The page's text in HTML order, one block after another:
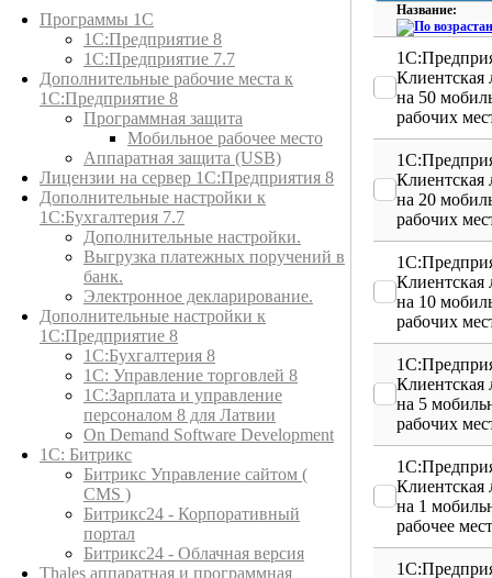
Программы 1С
1С:Предприятие 8
1С:Предприятие 7.7
Дополнительные рабочие места к
1С:Предприятие 8
Программная защита
Мобильное рабочее место
Аппаратная защита (USB)
Лицензии на сервер 1С:Предприятия 8
Дополнительные настройки к
1С:Бухгалтерия 7.7
Дополнительные настройки.
Выгрузка платежных поручений в
банк.
Электронное декларирование.
Дополнительные настройки к
1С:Предприятие 8
1С:Бухгалтерия 8
1C: Управление торговлей 8
1С:Зарплата и управление
персоналом 8 для Латвии
On Demand Software Development
1С: Битрикс
Битрикс Управление сайтом (
CMS )
Битрикс24 - Корпоративный
портал
Битрикс24 - Облачная версия
Thales аппаратная и программная
Название:
Клиентская
на 50
рабочих
Клиентская
на 20
рабочих
Клиентская
на 10
рабочих
Клиентская
на 5
рабочих
Клиентская
на 1
рабочее